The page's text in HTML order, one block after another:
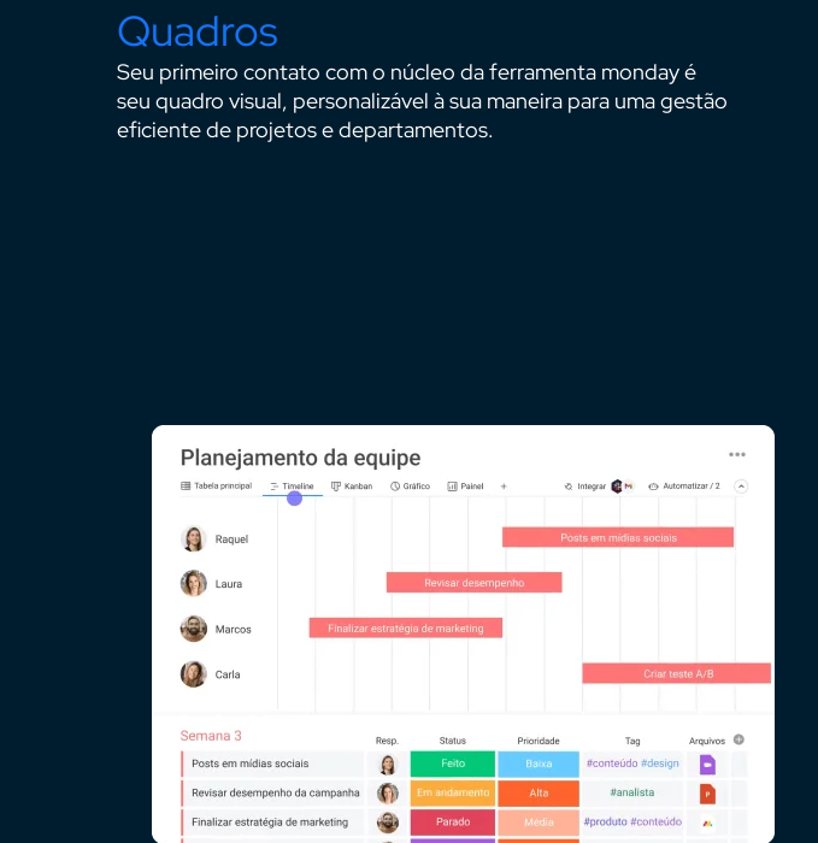
Quadros
Seu primeiro contato com o núcleo da ferramenta monday é
seu quadro visual, personalizável à sua maneira para uma gestão
eficiente de projetos e departamentos.